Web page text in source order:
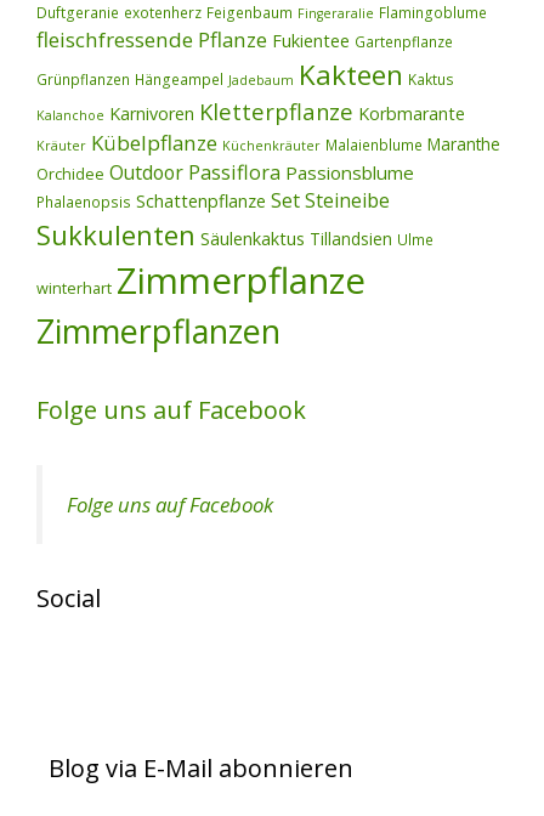
Duftgeranie exotenherz Feigenbaum Fingeraralie Flamingoblume
fleischfressende Pflanze Fukientee Gartenpflanze
Grünpflanzen Hängeampel Jadebaum Kakteen Kaktus
Kalanchoe Karnivoren Kletterpflanze Korbmarante
Kräuter Kübelpflanze Küchenkräuter Malaienblume Maranthe
Orchidee Outdoor Passiflora Passionsblume
Phalaenopsis Schattenpflanze SetSteineibe
Sukkulenten Säulenkaktus Tillandsien Ulme
winterhart Zimmerpflanze
Zimmerpflanzen
Folge uns auf Facebook
Folge uns auf Facebook
Social
Facebook
Instagram
Blog via E-Mail abonnieren